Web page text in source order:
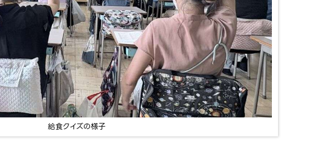
給食クイズの様子